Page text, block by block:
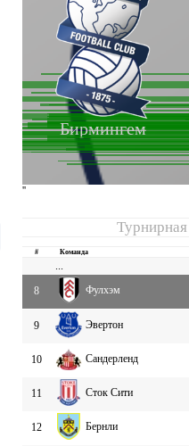
Бирмингем
''
Турнирная
# Команда
...
8
Фулхэм
9 Эвертон
10 Сандерленд
11 Сток Сити
12 Бернли